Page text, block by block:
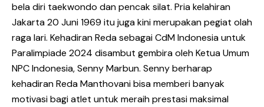
bela diri taekwondo dan pencak silat. Pria kelahiran
Jakarta 20 Juni 1969 itu juga kini merupakan pegiat olah
raga lari. Kehadiran Reda sebagai CdM Indonesia untuk
Paralimpiade 2024 disambut gembira oleh Ketua Umum
NPC Indonesia, Senny Marbun. Senny berharap
kehadiran Reda Manthovani bisa memberi banyak
motivasi bagi atlet untuk meraih prestasi maksimal